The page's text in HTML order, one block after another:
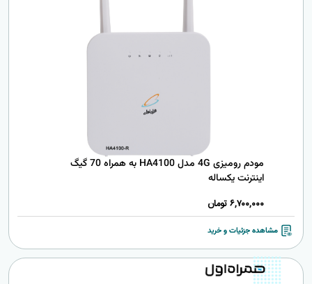
مودم رومیزی 4G مدل HA4100 به همراه 70 گیگ
اینترنت یکساله
6,700,000 تومان
مشاهده جزئیات و خرید